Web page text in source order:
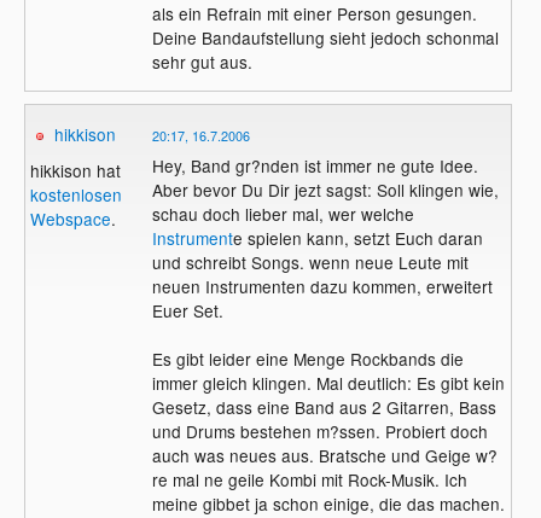
als ein Refrain mit einer Person gesungen.
Deine Bandaufstellung sieht jedoch schonmal
sehr gut aus.
hikkison
hikkison hat
kostenlosen
Webspace.
20:17, 16.7.2006
Hey, Band gr?nden ist immer ne gute Idee.
Aber bevor Du Dir jezt sagst: Soll klingen wie,
schau doch lieber mal, wer welche
Instrumente spielen kann, setzt Euch daran
und schreibt Songs. wenn neue Leute mit
neuen Instrumenten dazu kommen, erweitert
Euer Set.
Es gibt leider eine Menge Rockbands die
immer gleich klingen. Mal deutlich: Es gibt kein
Gesetz, dass eine Band aus 2 Gitarren, Bass
und Drums bestehen m?ssen. Probiert doch
auch was neues aus. Bratsche und Geige w?
re mal ne geile Kombi mit Rock-Musik. Ich
meine gibbet ja schon einige, die das machen.